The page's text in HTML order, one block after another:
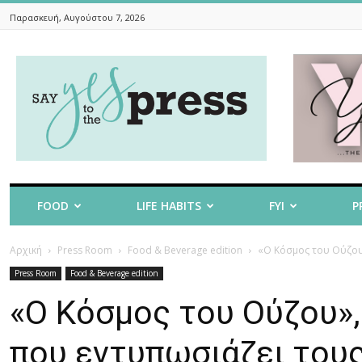
Παρασκευή, Αυγούστου 7, 2026
To
The
FOOD LIFE HABITS FYI
Αρχική Press Room Food & Beverage edition «Ο Κόσμος του
Press Room Food & Beverage edition
«Ο Κόσμος του
που εντυπωσιάζει